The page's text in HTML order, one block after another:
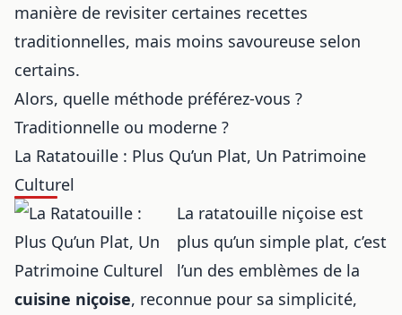
manière de revisiter certaines recettes
traditionnelles, mais moins savoureuse selon
certains.
Alors, quelle méthode préférez-vous ?
Traditionnelle ou moderne ?
La Ratatouille : Plus Qu’un Plat, Un Patrimoine
Culturel
La ratatouille niçoise est
plus qu’un simple plat, c’est
l’un des emblèmes de la
cuisine niçoise, reconnue pour sa simplicité,